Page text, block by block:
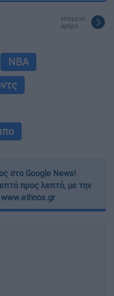
επόμενο
άρθρο
NBA
στο Google News!
προς λεπτό, με την